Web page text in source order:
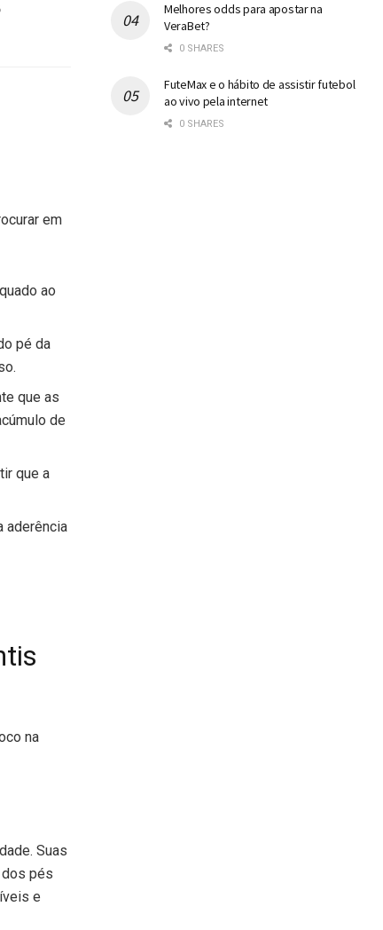
em
ao
pé da
que as
de
que a
aderência
na
Suas
pés
e
Melhores odds para apostar na
VeraBet?
0 SHARES
FuteMax e o hábito de assistir futebol
ao vivo pela internet
0 SHARES